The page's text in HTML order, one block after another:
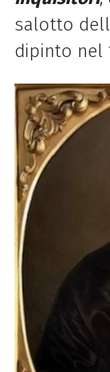
salotto
dipinto nel